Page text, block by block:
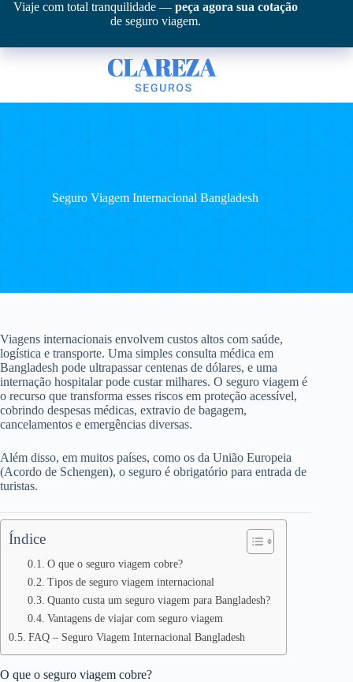
Pular
conteúdo
Viaje com total tranquilidade — peça agora sua cotação
de seguro viagem.
Seguro Viagem Internacional Bangladesh
Viagens internacionais envolvem custos altos com saúde,
logística e transporte. Uma simples consulta médica em
Bangladesh pode ultrapassar centenas de dólares, e uma
internação hospitalar pode custar milhares. O seguro viagem é
o recurso que transforma esses riscos em proteção acessível,
cobrindo despesas médicas, extravio de bagagem,
cancelamentos e emergências diversas.
Além disso, em muitos países, como os da União Europeia
(Acordo de Schengen), o seguro é obrigatório para entrada de
turistas.
Índice
O que o seguro viagem cobre?
Tipos de seguro viagem internacional
Quanto custa um seguro viagem para Bangladesh?
Vantagens de viajar com seguro viagem
FAQ – Seguro Viagem Internacional Bangladesh
O que o seguro viagem cobre?